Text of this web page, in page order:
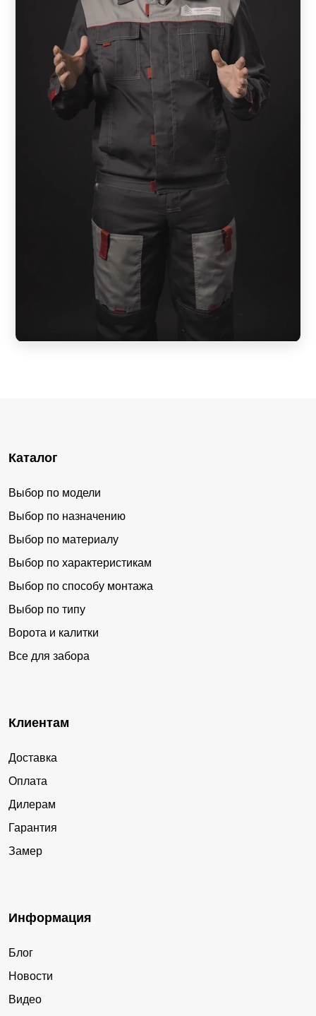
Каталог
Выбор по модели
Выбор по назначению
Выбор по материалу
Выбор по характеристикам
Выбор по способу монтажа
Выбор по типу
Ворота и калитки
Все для забора
Клиентам
Доставка
Оплата
Дилерам
Гарантия
Замер
Информация
Блог
Новости
Видео